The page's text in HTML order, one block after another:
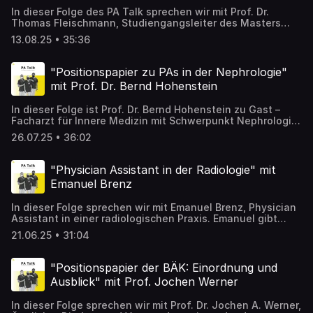
https://pablog.de/bachelorstudium/pa-hochschulen/pa-
examen-hochschulverband-startet-dritte-runde/
In dieser Folge des PA Talk sprechen wir mit Prof. Dr.
Thomas Fleischmann, Studiengangsleiter des Masters
Klinische Notfallmedizin an der SRH Hochschule. Wir
beleuchten die Entstehung des ersten spezialisierten PA-
der ersten Absolventen, den einzigartigen Studienaufbau
und warum die Spezialisierung ein entscheidender
Karriereschritt für Physician Assistants sein kann.
kommende spezialisierte Masterprogramme.
13.08.25 • 35:36
"Positionspapier zu PAs in der Nephrologie"
mit Prof. Dr. Bernd Hohenstein
In dieser Folge ist Prof. Dr. Bernd Hohenstein zu Gast –
Facharzt für Innere Medizin mit Schwerpunkt Nephrologie.
Gemeinsam sprechen wir über das neue Positionspapier
zur Rolle von Physician Assistants in der Nephrologie, das
Versorgung eine zentrale Rolle spielen können, welche
Aufgaben sie übernehmen dürfen und wie sich das
Berufsbild künftig entwickeln sollte – all das erfahren Sie
26.07.25 • 36:02
"Physician Assistant in der Radiologie" mit
Emanuel Brenz
In dieser Folge sprechen wir mit Emanuel Brenz, Physician
Assistant in einer radiologischen Praxis. Emanuel gibt
spannende Einblicke in seinen Arbeitsalltag zwischen CT,
MRT und Herzbildgebung – von der medizinischen
strukturierten Vorbefundung. Er erzählt, wie er vom MTR
zum PA wurde, welche Aufgaben er heute übernimmt und
warum die Radiologie ein unterschätztes, aber
ist.
21.06.25 • 31:04
"Positionspapier der BÄK: Einordnung und
Ausblick" mit Prof. Jochen Werner
In dieser Folge sprechen wir mit Prof. Dr. Jochen A. Werner,